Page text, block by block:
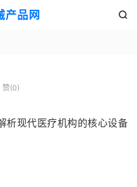
产品网 
赞(0)
现代医疗机构的核心设备